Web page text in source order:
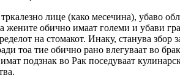
лице (како месечина), убаво
жените обично имаат големи и убави
на стомакот. Инаку, станува збор
тоа тие обично рано влегуваат во
подзнак во Рак поседуваат